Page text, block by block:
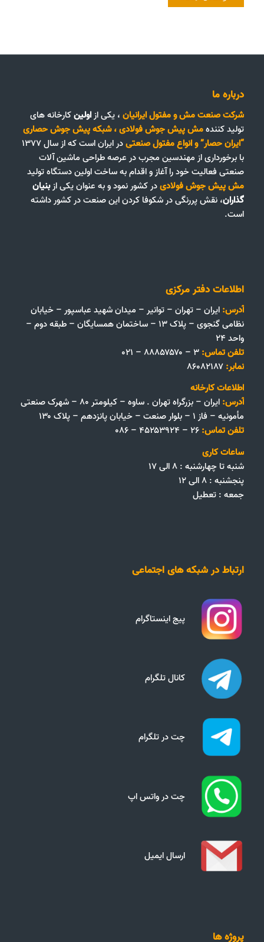
درباره ما
شرکت صنعت مش و مفتول ایرانیان، یکی ازاولینکارخانه های
تولید کنندهمش پیش جوش فولادی،شبکه پیش جوش حصاری
“ایران حصار”وانواع مفتول صنعتی
در ایران است که از سال ۱۳۷۷
با برخورداری از مهندسین مجرب در عرصه طراحی ماشین آلات
صنعتی فعالیت خود را آغاز و اقدام به ساخت اولین دستگاه تولید
مش پیش جوش فولادیدر کشور نمود و به عنوان یکی ازبنیان
گذاران، نقش پررنگی در شکوفا کردن این صنعت در کشور داشته
است.
اطلاعات دفتر مرکزی
آدرس: ایران – تهران – توانیر – میدان شهید عباسپور – خیابان
نظامی گنجوی – پلاک ۱۳ – ساختمان همسایگان – طبقه دوم –
واحد ۲۴
تلفن تماس:
نمابر:
اطلاعات کارخانه
آدرس:
ایران – بزرگراه تهران . ساوه – کیلومتر ۸۰ – شهرک صنعتی
مأمونیه – فاز ۱ – بلوار صنعت – خیابان پانزدهم – پلاک ۱۳۰
تلفن تماس:
ساعات کاری
شنبه تا چهارشنبه : ۸ الی ۱۷
پنجشنبه : ۸ الی ۱۲
جمعه‌ :‌ تعطیل
ارتباط در شبکه های اجتماعی
پیج اینستاگرام
کانال تلگرام
چت در تلگرام
چت در واتس اپ
ارسال ایمیل
پروژه ها